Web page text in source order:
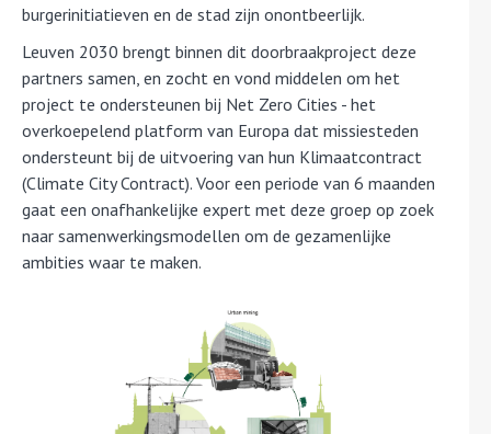
burgerinitiatieven en de stad zijn onontbeerlijk.
Leuven 2030 brengt binnen dit doorbraakproject deze
partners samen, en zocht en vond middelen om het
project te ondersteunen bij Net Zero Cities - het
overkoepelend platform van Europa dat missiesteden
ondersteunt bij de uitvoering van hun Klimaatcontract
(Climate City Contract). Voor een periode van 6 maanden
gaat een onafhankelijke expert met deze groep op zoek
naar samenwerkingsmodellen om de gezamenlijke
ambities waar te maken.